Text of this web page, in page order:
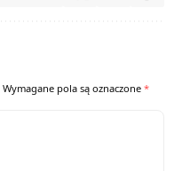
Wymagane pola są oznaczone *